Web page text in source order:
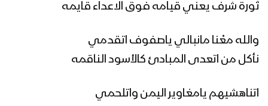
مونتاج زامل ملاحم النصر – عيسى الليث
1440هـ
ثورة شرف يعني قيامه فوق الاعداء قايمه
والله معْنا مانبالي ياصفوف اتقدمي
نأكل من اتعدى المبادئ كالأسود الناقمه
اتناهشيهم يامغاوير اليمن واتلحمي